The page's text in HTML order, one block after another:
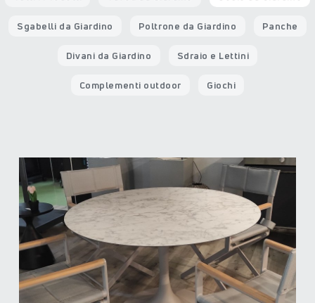
Sgabelli da Giardino Poltrone da Giardino Panche
Divani da Giardino Sdraio e Lettini
Complementi outdoor Giochi